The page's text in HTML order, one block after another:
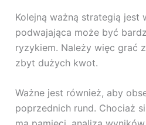
Kolejną ważną strategią jest
podwajająca może być
ryzykiem. Należy więc grać
zbyt dużych kwot.
Ważne jest również, aby
poprzednich rund. Chociaż